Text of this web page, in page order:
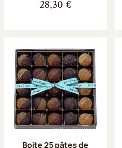
28,30 €
Boite 25 pâtes de